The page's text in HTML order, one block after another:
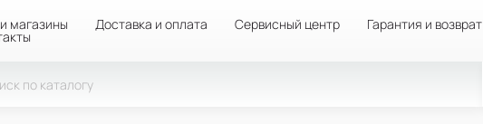
магазины Доставка и оплата Сервисный центр Гарантия и возврат